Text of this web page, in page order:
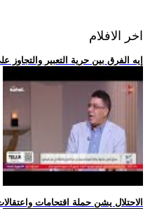
اخر الافلام
.. إيه الفرق بين حرية التعبير
.. الاحتلال يشن حملة اقتحامات